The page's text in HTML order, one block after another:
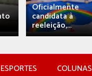
Oficialmente
candidata à
reeleição,...
ESPORTES COLUNAS